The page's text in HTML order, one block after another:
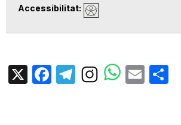
Accessibilitat
X Facebook
TelegramEmail